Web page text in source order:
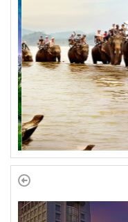
Công đoàn phường Tuy
97 năm ngày thành lập